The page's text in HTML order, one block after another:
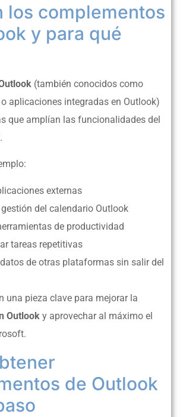
los complementos
y para qué
(también conocidos como
aplicaciones integradas en Outlook)
que amplían las funcionalidades del
externas
del calendario Outlook
de productividad
tareas repetitivas
de otras plataformas sin salir del
una pieza clave para mejorar la
Outlook y aprovechar al máximo el
de Outlook